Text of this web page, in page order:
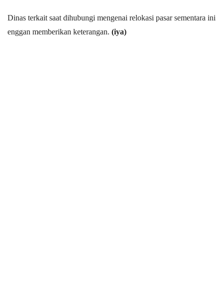
Dinas terkait saat dihubungi mengenai relokasi pasar sementara ini
enggan memberikan keterangan. (iya)